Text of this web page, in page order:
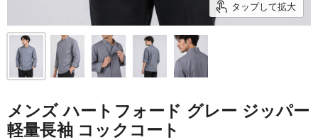
タップして拡大
メンズ ハートフォード グレー ジッパー
軽量長袖 コックコート